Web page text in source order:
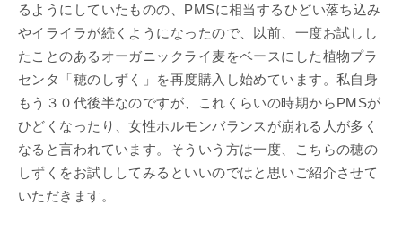
るようにしていたものの、PMSに相当するひどい落ち込み
やイライラが続くようになったので、以前、一度お試しし
たことのあるオーガニックライ麦をベースにした植物プラ
センタ「穂のしずく」を再度購入し始めています。私自身
もう３０代後半なのですが、これくらいの時期からPMSが
ひどくなったり、女性ホルモンバランスが崩れる人が多く
なると言われています。そういう方は一度、こちらの穂の
しずくをお試ししてみるといいのではと思いご紹介させて
いただきます。